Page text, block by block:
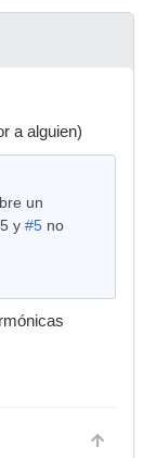
a alguien)
un
y #5 no